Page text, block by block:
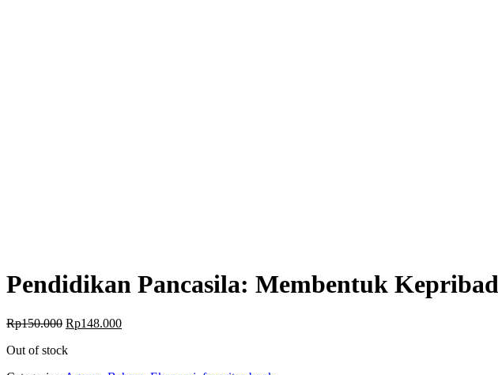
Pendidikan Pancasila: Membentuk
Rp150.000 Rp148.000
Out of stock